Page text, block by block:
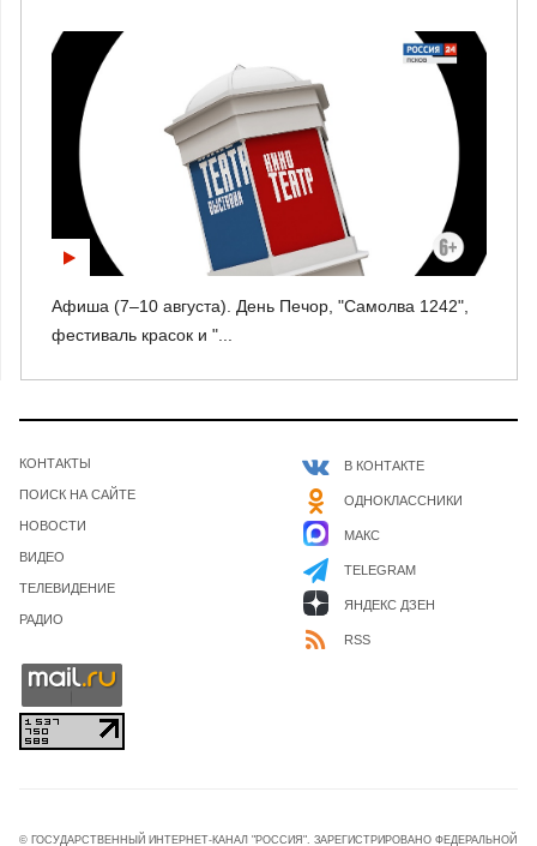
Афиша (7–10 августа). День Печор, "Самолва 1242",
фестиваль красок и "...
КОНТАКТЫ
ПОИСК НА САЙТЕ
НОВОСТИ
ВИДЕО
ТЕЛЕВИДЕНИЕ
РАДИО
В КОНТАКТЕ
ОДНОКЛАССНИКИ
МАКС
TELEGRAM
ЯНДЕКС ДЗЕН
RSS
© ГОСУДАРСТВЕННЫЙ ИНТЕРНЕТ-КАНАЛ "РОССИЯ". ЗАРЕГИСТРИРОВАНО ФЕДЕРАЛЬНОЙ